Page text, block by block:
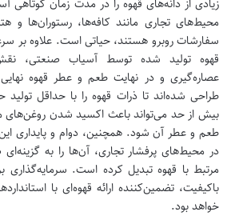
زیادی از دانه‌های قهوه را در مدت زمان کوتاهی
محیط‌های تجاری مانند کافه‌ها، رستوران‌ها و
سفارشات روبرو هستند، حیاتی است. علاوه بر
قهوه تولید شده توسط آسیاب صنعتی،
عصاره‌گیری و در نهایت طعم و عطر قهوه
طراحی شده‌اند تا ذرات قهوه را با حداقل
بیش از حد می‌تواند باعث اکسید شدن روغن‌های
طعم و عطر آن شود. همچنین، دوام و پایداری
در محیط‌های پرفشار تجاری، آن‌ها را به
مرتبط با قهوه تبدیل کرده است.
باکیفیت، تضمین‌کننده ارائه قهوه‌ای با
خواهد بود.